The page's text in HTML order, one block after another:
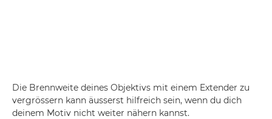
Die Brennweite deines Objektivs mit einem Extender zu
vergrössern kann äusserst hilfreich sein, wenn du dich
deinem Motiv nicht weiter nähern kannst.